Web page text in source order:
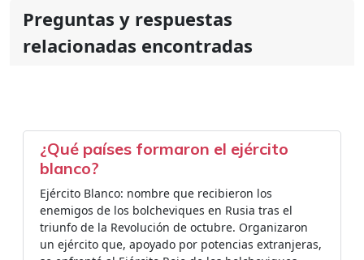
Preguntas y respuestas
relacionadas encontradas
¿Qué países formaron el ejército
blanco?
Ejército Blanco: nombre que recibieron los
enemigos de los bolcheviques en Rusia tras el
triunfo de la Revolución de octubre. Organizaron
un ejército que, apoyado por potencias extranjeras,